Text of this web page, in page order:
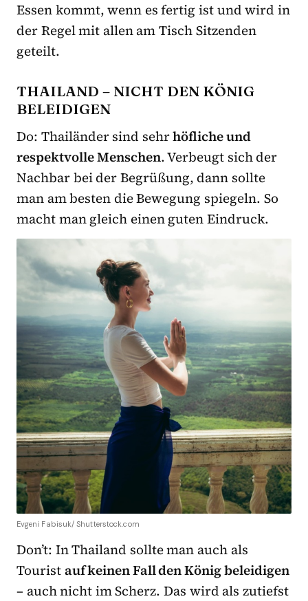
Essen kommt, wenn es fertig ist und wird in
der Regel mit allen am Tisch Sitzenden
geteilt.
THAILAND – NICHT DEN KÖNIG
BELEIDIGEN
Do: Thailänder sind sehrhöfliche und
respektvolle Menschen. Verbeugt sich der
Nachbar bei der Begrüßung, dann sollte
man am besten die Bewegung spiegeln. So
macht man gleich einen guten Eindruck.
Evgeni Fabisuk/ Shutterstock.com
Don’t: In Thailand sollte man auch als
Touristauf keinen Fall den König beleidigen
– auch nicht im Scherz. Das wird als zutiefst